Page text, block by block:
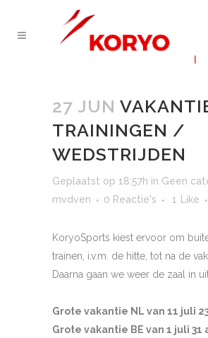
27 JUN
TRAININGEN /
WEDSTRIJDEN
Geplaatst op 18:57h in Geen
mvdven
0 Reactie's 1 Like
KoryoSports kiest ervoor om
trainen, i.v.m. de hitte, tot na de
Daarna gaan we weer de zaal in
Grote vakantie NL van 11 juli
Grote vakantie BE van 1 juli 31